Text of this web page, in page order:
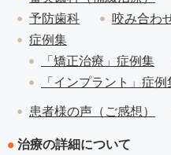
予防歯科
咬み合わ
症例集
「矯正治療」症例集
「インプラント」症例
患者様の声（ご感想）
治療の詳細について